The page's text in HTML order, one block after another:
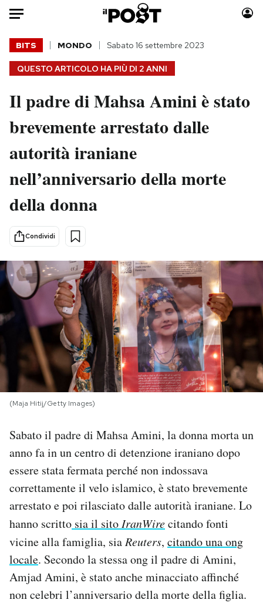
Auto
HOME
Italia
Politica
Tecnologia
Scienza
Cultura
Sport
Moda
Consumismi
Media
PODCAST
NEWSLETTER
I MIEI PREFERITI
SHOP
CALENDARIO
Area Personale
Newsletter
Regala il Post
Hai bisogno di aiuto?
Esci
QUESTO ARTICOLO HA PIÙ DI 2 ANNI
BITS MONDO Sabato 16 settembre 2023
Il padre di Mahsa Amini è stato
brevemente arrestato dalle
autorità iraniane
nell’anniversario della morte
della donna
Condividi
(Maja Hitij/Getty Images)
Sabato il padre di Mahsa Amini, la donna morta un
anno fa in un centro di detenzione iraniano dopo
essere stata fermata perché non indossava
correttamente il velo islamico, è stato brevemente
arrestato e poi rilasciato dalle autorità iraniane. Lo
hanno scritto sia il sito IranWirecitando fonti
vicine alla famiglia, sia Reuters, citando una ong
locale. Secondo la stessa ong il padre di Amini,
Amjad Amini, è stato anche minacciato affinché
non celebri l’anniversario della morte della figlia.